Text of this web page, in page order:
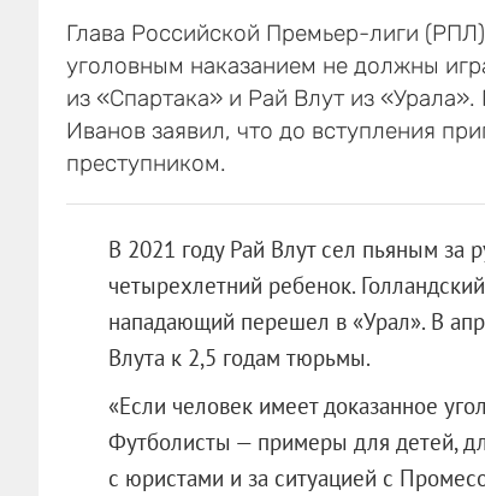
Глава Российской Премьер-лиги
уголовным наказанием не должны
из «Спартака» и Рай Влут из
Иванов заявил, что до вступления
преступником.
В 2021 году Рай Влут сел пьяным за
четырехлетний ребенок.
нападающий перешел в «Урал». В
Влута к 2,5 годам тюрьмы.
«Если человек имеет доказанное
Футболисты — примеры для детей,
с юристами и за ситуацией с